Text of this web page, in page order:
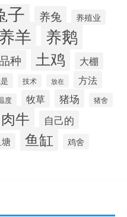
子 养兔 养殖业
羊 养鹅
品种 土鸡 大棚
技术 放在
方法
度 牧草 猪场 猪舍
肉牛 自己的
鱼缸 鸡舍